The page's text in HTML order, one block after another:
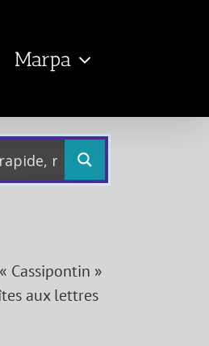
Marpa
Cassipontin »
aux lettres